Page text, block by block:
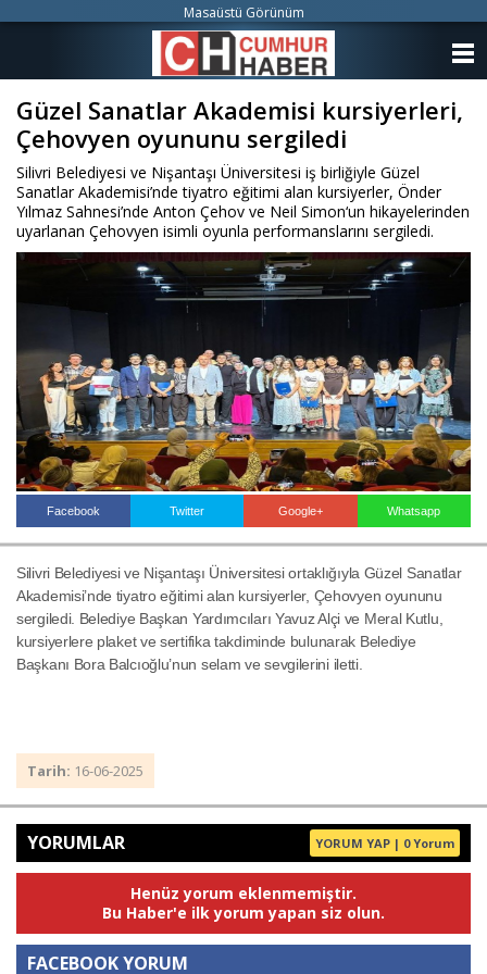
Güzel Sanatlar Akademisi kursiyerleri,
Çehovyen oyununu sergiledi
Silivri Belediyesi ve Nişantaşı Üniversitesi iş birliğiyle Güzel
Sanatlar Akademisi’nde tiyatro eğitimi alan kursiyerler, Önder
Yılmaz Sahnesi’nde Anton Çehov ve Neil Simon‘un hikayelerinden
uyarlanan Çehovyen isimli oyunla performanslarını sergiledi.
Facebook Twitter Google+ Whatsapp
Silivri Belediyesi ve Nişantaşı Üniversitesi ortaklığıyla Güzel Sanatlar
Akademisi’nde tiyatro eğitimi alan kursiyerler, Çehovyen oyununu
sergiledi. Belediye Başkan Yardımcıları Yavuz Alçi ve Meral Kutlu,
kursiyerlere plaket ve sertifika takdiminde bulunarak Belediye
Başkanı Bora Balcıoğlu’nun selam ve sevgilerini iletti.
Tarih: 16-06-2025
YORUMLAR YORUM YAP | 0 Yorum
Henüz yorum eklenmemiştir.
Bu Haber'e ilk yorum yapan siz olun.
FACEBOOK YORUM
Masaüstü Görünüm
KATEGORİLER
ANKETLER
FOTO GALERİ
KÜNYE
İLETİŞİM
Haberin Doğru Adresi.